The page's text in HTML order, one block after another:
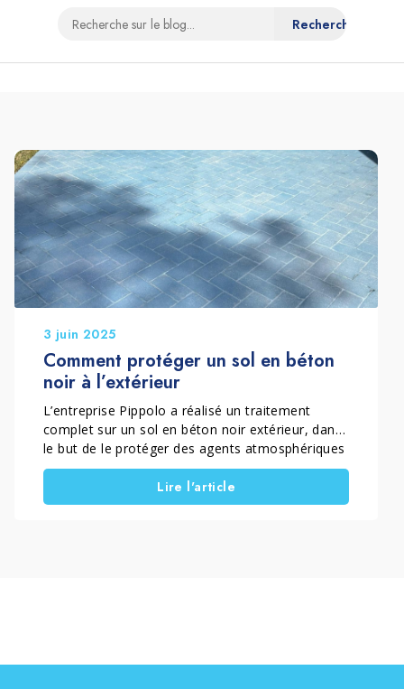
3 juin 2025
Comment protéger un sol en béton
noir à l’extérieur
L’entreprise Pippolo a réalisé un traitement
complet sur un sol en béton noir extérieur, dans
le but de le protéger des agents atmosphériques
et d’en préserver l’esthétique dans le temps.
L’intervention a commencé par un nettoyage en
profondeur à l’aide de VIACEM et d’un disque
Lire l'article